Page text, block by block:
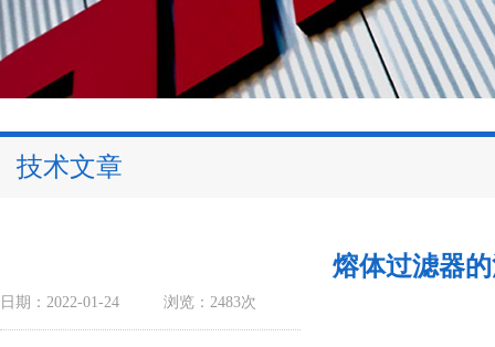
技术文章
熔体过滤器
日期：2022-01-24 浏览：2483次